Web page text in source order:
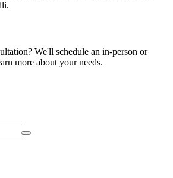
We'll schedule an in-person or
more about your needs.